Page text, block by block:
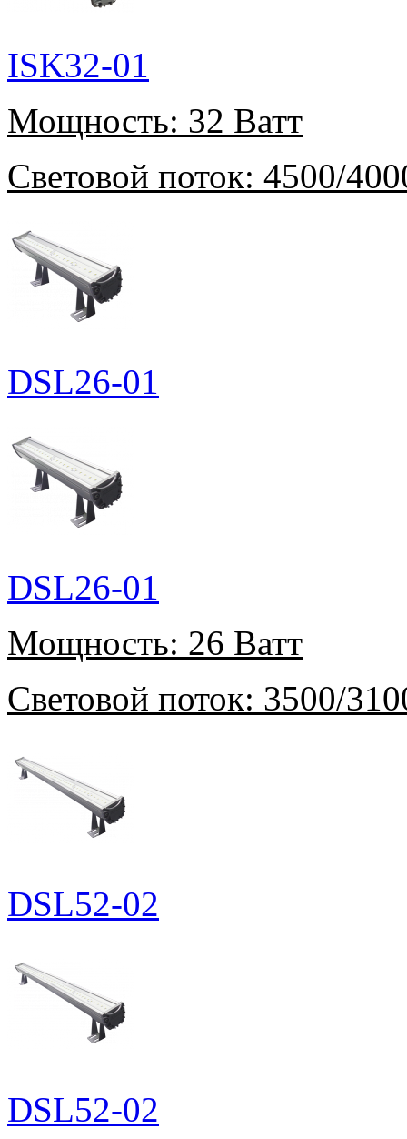
ISK32-01
Мощность: 32 Ватт
Световой поток: 4500/
DSL26-01
DSL26-01
Мощность: 26 Ватт
Световой поток: 3500/
DSL52-02
DSL52-02